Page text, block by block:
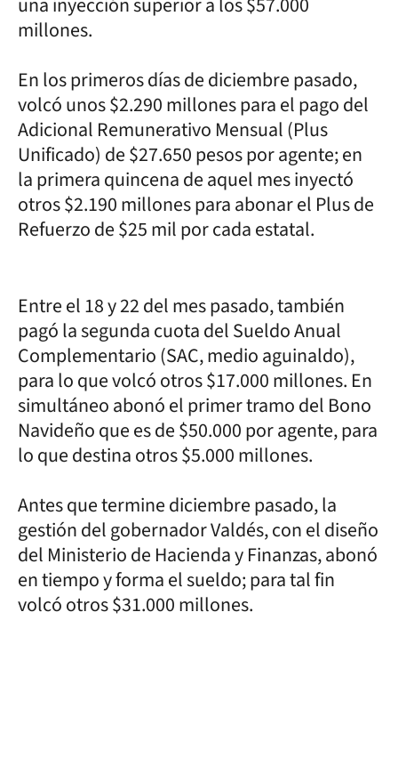
millones.
En los primeros días de diciembre pasado,
volcó unos $2.290 millones para el pago del
Adicional Remunerativo Mensual (Plus
Unificado) de $27.650 pesos por agente; en
la primera quincena de aquel mes inyectó
otros $2.190 millones para abonar el Plus de
Refuerzo de $25 mil por cada estatal.
Entre el 18 y 22 del mes pasado, también
pagó la segunda cuota del Sueldo Anual
Complementario (SAC, medio aguinaldo),
para lo que volcó otros $17.000 millones. En
simultáneo abonó el primer tramo del Bono
Navideño que es de $50.000 por agente, para
lo que destina otros $5.000 millones.
Antes que termine diciembre pasado, la
gestión del gobernador Valdés, con el diseño
del Ministerio de Hacienda y Finanzas, abonó
en tiempo y forma el sueldo; para tal fin
volcó otros $31.000 millones.